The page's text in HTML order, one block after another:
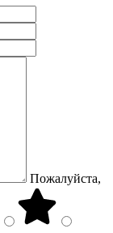
Пожалуйста,